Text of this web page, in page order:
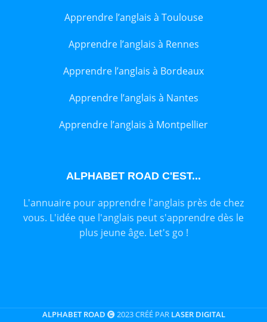
Apprendre l’anglais à Toulouse
Apprendre l’anglais à Rennes
Apprendre l’anglais à Bordeaux
Apprendre l’anglais à Nantes
Apprendre l’anglais à Montpellier
ALPHABET ROAD C'EST...
L'annuaire pour apprendre l'anglais près de chez
vous. L'idée que l'anglais peut s'apprendre dès le
plus jeune âge. Let's go !
ALPHABET ROAD 2023 CRÉÉ PAR LASER DIGITAL